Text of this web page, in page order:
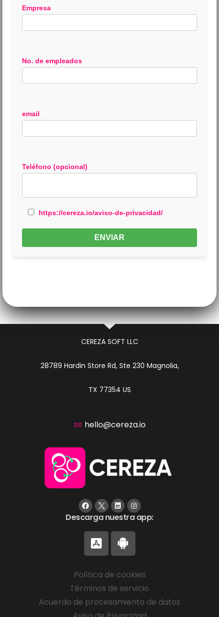
Empresa
No. de empleados
email
Teléfono (opcional)
https://cereza.io/aviso-de-privacidad/
CEREZA SOFT LLC
28789 Hardin Store Rd, Ste 230 Magnolia,
TX 77354 US
hello@cereza.io
Descarga nuestra app:
Política de cookies
Términos de servicio
Acuerdo de procesamiento de datos